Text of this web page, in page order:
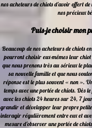
nos acheteurs de chiots d'avoir offert
nos précieux
Puis-je choisir mon
Beaucoup de nos acheteurs de chiots
pourront choisir eux-mêmes leur chiot
que nous prenons très au sérieux le
sa nouvelle famille et que nous
réponse est le plussouvent « non ».
temps avec une portée de chiots. Dès
avec les chiots 24 heures sur 24, 7
grandir et développer leur propre
interagir régulièrement entre eux et
mesure d'observer une portée de